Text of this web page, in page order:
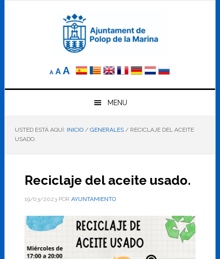
A
Reducir
elA Tamaño
AAumentar
el
tamaño
letra
MENU
USTED ESTÁ AQUÍ: INICIO / GENERALES /RECICLAJE DEL ACEITE
USADO.
Reciclaje del aceite usado.
19/03/2023POR AYUNTAMIENTO